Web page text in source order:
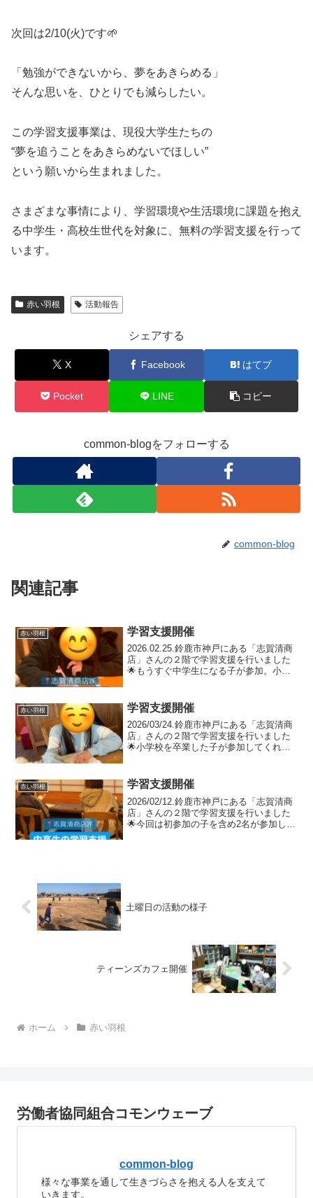
次回は2/10(火)です🌱
「勉強ができないから、夢をあきらめる」
そんな思いを、ひとりでも減らしたい。
この学習支援事業は、現役大学生たちの
“夢を追うことをあきらめないでほしい”
という願いから生まれました。
さまざまな事情により、学習環境や生活環境に課題を抱え
る中学生・高校生世代を対象に、無料の学習支援を行って
います。
赤い羽根 活動報告
シェアする
X Facebook はてブ
Pocket LINE コピー
common-blogをフォローする
common-blog
関連記事
赤い羽根 学習支援開催
2026.02.25.鈴鹿市神戸にある「志賀清商
店」さんの２階で学習支援を行いました
🌟⁡もうすぐ中学生になる子が参加。⁡小学
い😊⁡—「勉強ができないから、夢をあ...
赤い羽根 学習支援開催
2026/03/24.鈴鹿市神戸にある「志賀清商
店」さんの２階で学習支援を行いました
🌟⁡小学校を卒業した子が参加してくれま
の開催はまだ未定です🫧また決まりまし
たらこち...
赤い羽根 学習支援開催
2026/02/12.鈴鹿市神戸にある「志賀清商
店」さんの２階で学習支援を行いました
🌟今回は初参加の子を含め2名が参加して
土曜日の活動の様子
ティーンズカフェ開催
ホーム 赤い羽根
労働者協同組合コモンウェーブ
common-blog
様々な事業を通して生きづらさを抱える人を支えて
いきます。